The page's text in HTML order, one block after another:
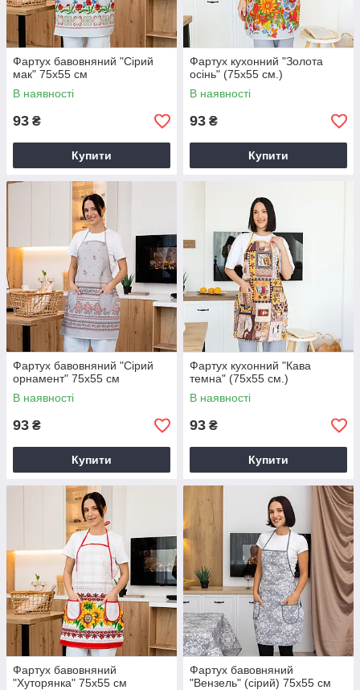
Фартух бавовняний "Сірий
мак" 75х55 см
В наявності
93 ₴
Купити
Фартух кухонний "Золота
осінь" (75х55 см.)
В наявності
93 ₴
Купити
Фартух бавовняний "Сірий
орнамент" 75х55 см
В наявності
93 ₴
Купити
Фартух кухонний "Кава
темна" (75х55 см.)
В наявності
93 ₴
Купити
Фартух бавовняний
"Хуторянка" 75х55 см
Фартух бавовняний
"Вензель" (сірий) 75х55 см